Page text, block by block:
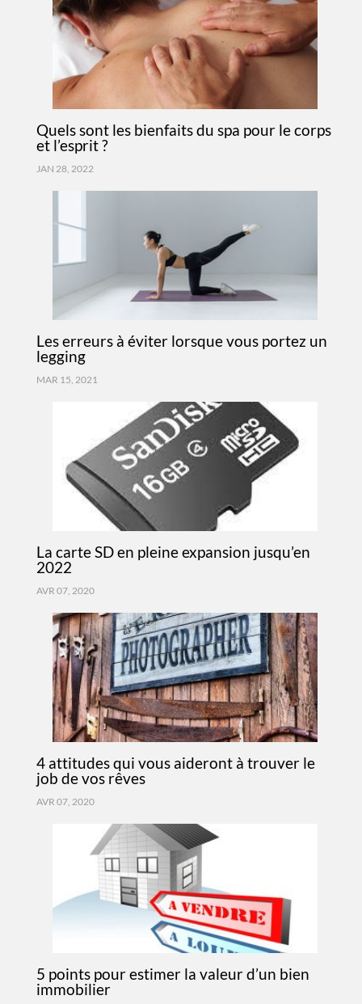
Quels sont les bienfaits du spa pour le corps
et l’esprit ?
JAN 28, 2022
Les erreurs à éviter lorsque vous portez un
legging
MAR 15, 2021
La carte SD en pleine expansion jusqu’en
2022
AVR 07, 2020
4 attitudes qui vous aideront à trouver le
job de vos rêves
AVR 07, 2020
5 points pour estimer la valeur d’un bien
immobilier